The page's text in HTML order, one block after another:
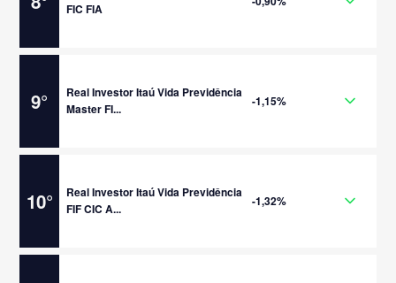
FIC FIA
9°
Real Investor Itaú Vida Previdência
Master FI...
-1,15%
10°
Real Investor Itaú Vida Previdência
FIF CIC A...
-1,32%